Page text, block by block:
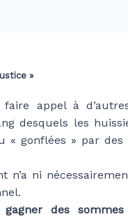
»
faire appel à
desquels les
« gonflées » par
n’a ni
des sommes